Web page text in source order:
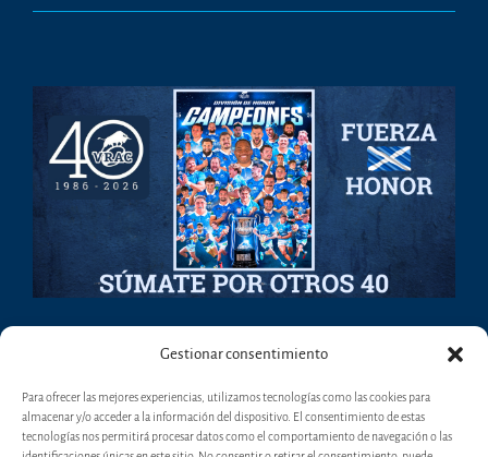
Gestionar consentimiento
Para ofrecer las mejores experiencias, utilizamos tecnologías como las cookies para
almacenar y/o acceder a la información del dispositivo. El consentimiento de estas
tecnologías nos permitirá procesar datos como el comportamiento de navegación o las